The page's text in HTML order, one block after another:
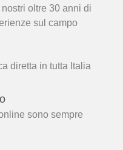
oltre 30 anni di
sul campo
diretta in tutta Italia
sono sempre